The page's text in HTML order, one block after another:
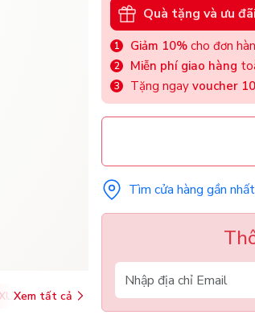
Xem tất cả
Quà tặng và ưu đãi
Giảm 10% cho đơn
Miễn phí giao hàng
Tặng ngay voucher
Tìm cửa hàng gần nhất